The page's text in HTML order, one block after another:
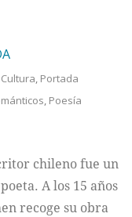
Cultura, Portada
, Poesía
chileno fue un
A los 15 años
recoge su obra